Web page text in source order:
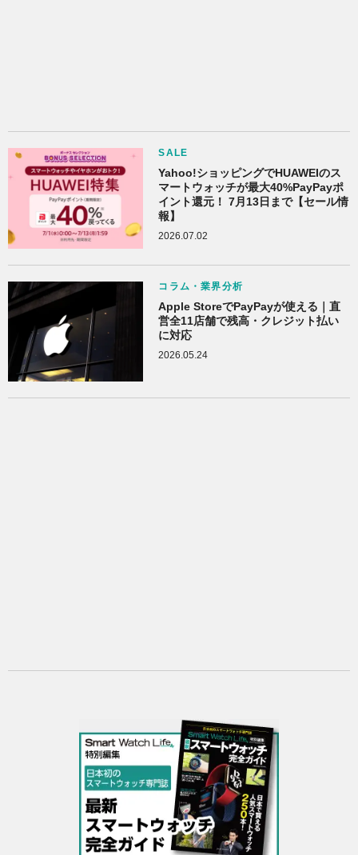
SALE
Yahoo!ショッピングでHUAWEIのス
マートウォッチが最大40%PayPayポ
イント還元！ 7月13日まで【セール情
報】
2026.07.02
コラム・業界分析
Apple StoreでPayPayが使える｜直
営全11店舗で残高・クレジット払い
に対応
2026.05.24